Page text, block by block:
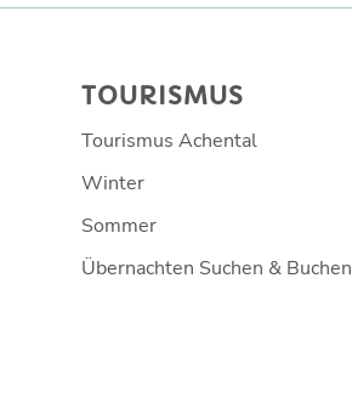
TOURISMUS
Tourismus Achental
Winter
Sommer
Übernachten Suchen & Buchen